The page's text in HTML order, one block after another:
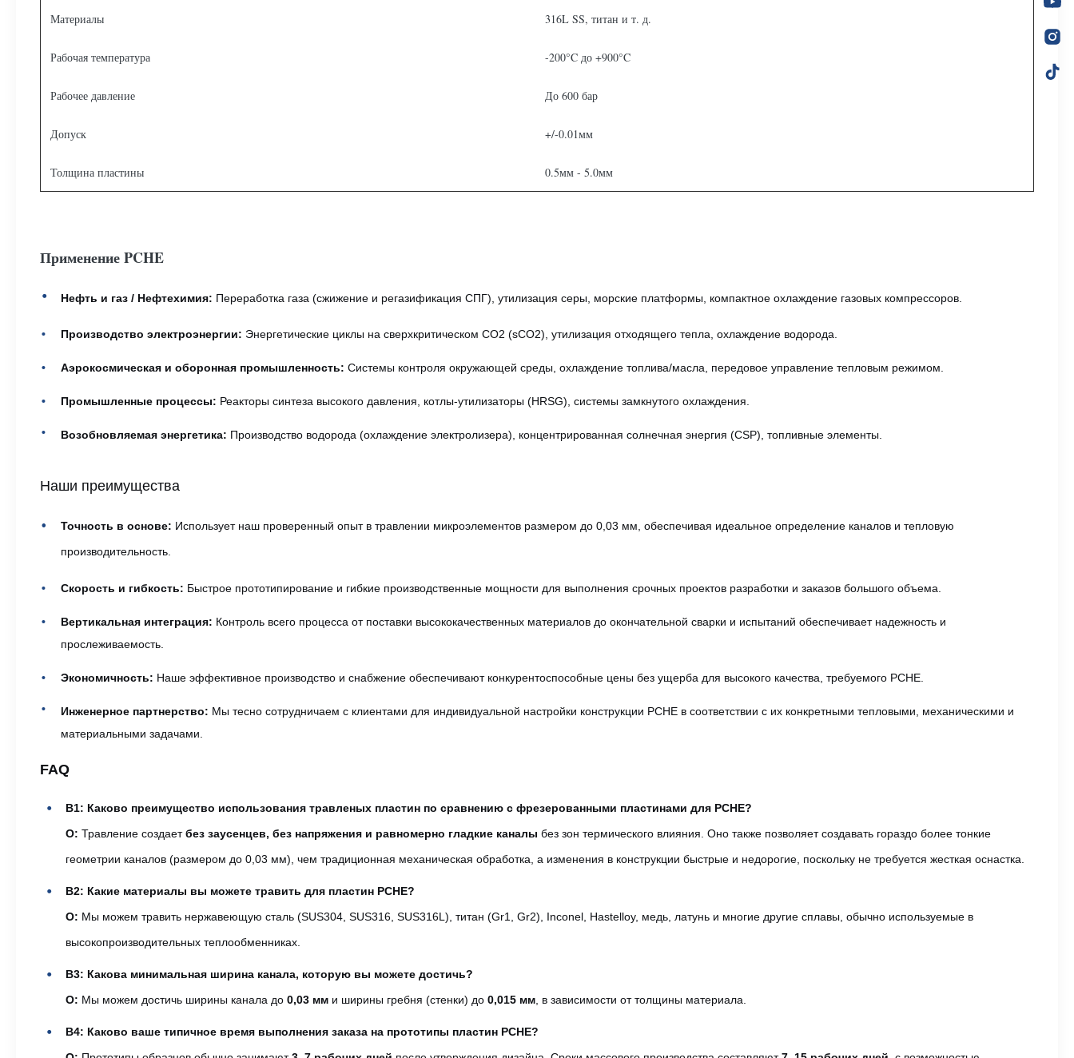
Материалы 316L SS, титан и т. д.
Рабочая температура -200°C до +900°C
Рабочее давление До 600 бар
Допуск +/-0.01мм
Толщина пластины 0.5мм - 5.0мм
Применение PCHE
Нефть и газ / Нефтехимия: Переработка газа (сжижение и регазификация СПГ), утилизация серы, морские платформы, компактное охлаждение газовых компрессоров.
Производство электроэнергии: Энергетические циклы на сверхкритическом CO2 (sCO2), утилизация отходящего тепла, охлаждение водорода.
Аэрокосмическая и оборонная промышленность: Системы контроля окружающей среды, охлаждение топлива/масла, передовое управление тепловым режимом.
Промышленные процессы: Реакторы синтеза высокого давления, котлы-утилизаторы (HRSG), системы замкнутого охлаждения.
Возобновляемая энергетика: Производство водорода (охлаждение электролизера), концентрированная солнечная энергия (CSP), топливные элементы.
Наши преимущества
Точность в основе: Использует наш проверенный опыт в травлении микроэлементов размером до 0,03 мм, обеспечивая идеальное определение каналов и тепловую
производительность.
Скорость и гибкость: Быстрое прототипирование и гибкие производственные мощности для выполнения срочных проектов разработки и заказов большого объема.
Вертикальная интеграция: Контроль всего процесса от поставки высококачественных материалов до окончательной сварки и испытаний обеспечивает надежность и
прослеживаемость.
Экономичность: Наше эффективное производство и снабжение обеспечивают конкурентоспособные цены без ущерба для высокого качества, требуемого PCHE.
Инженерное партнерство: Мы тесно сотрудничаем с клиентами для индивидуальной настройки конструкции PCHE в соответствии с их конкретными тепловыми, механическими и
материальными задачами.
FAQ
В1: Каково преимущество использования травленых пластин по сравнению с фрезерованными пластинами для PCHE?
О: Травление создаетбез заусенцев, без напряжения и равномерно гладкие каналы без зон термического влияния. Оно также позволяет создавать гораздо более тонкие
геометрии каналов (размером до 0,03 мм), чем традиционная механическая обработка, а изменения в конструкции быстрые и недорогие, поскольку не требуется жесткая оснастка.
В2: Какие материалы вы можете травить для пластин PCHE?
О: Мы можем травить нержавеющую сталь (SUS304, SUS316, SUS316L), титан (Gr1, Gr2), Inconel, Hastelloy, медь, латунь и многие другие сплавы, обычно используемые в
высокопроизводительных теплообменниках.
В3: Какова минимальная ширина канала, которую вы можете достичь?
О: Мы можем достичь ширины канала до 0,03 мм и ширины гребня (стенки) до 0,015 мм , в зависимости от толщины материала.
В4: Каково ваше типичное время выполнения заказа на прототипы пластин PCHE?